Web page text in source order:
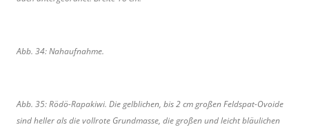
Abb. 34: Nahaufnahme.
Abb. 35: Rödö-Rapakiwi. Die gelblichen, bis 2 cm großen Feldspat-Ovoide
sind heller als die vollrote Grundmasse, die großen und leicht bläulichen